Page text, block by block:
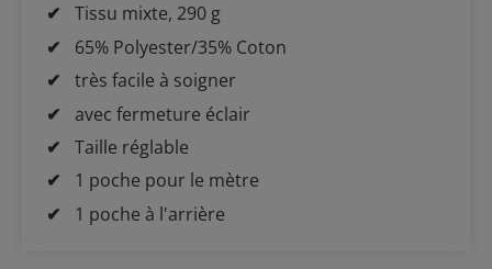
Tissu mixte, 290 g
65% Polyester/35% Coton
très facile à soigner
avec fermeture éclair
Taille réglable
1 poche pour le mètre
1 poche à l'arrière